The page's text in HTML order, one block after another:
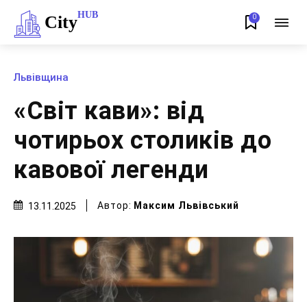
CityHUB 0
Львівщина
«Світ кави»: від
чотирьох столиків до
кавової легенди
13.11.2025 Автор: Максим Львівський